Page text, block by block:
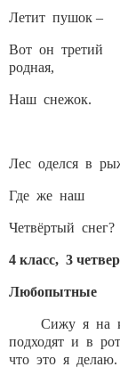
Летит
Вот он
родная,
Наш
Лес оделся в
Где же наш
Четвёртый снег?
4 класс, 3
Любопытные
Сижу я на
подходят и в
что это я